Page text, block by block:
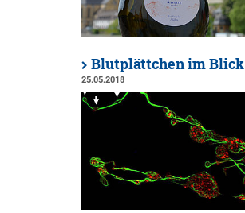
Blutplättchen im Blick
25.05.2018